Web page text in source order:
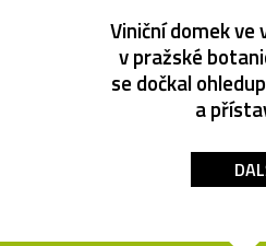
Viniční domek ve
v pražské
se dočkal
a